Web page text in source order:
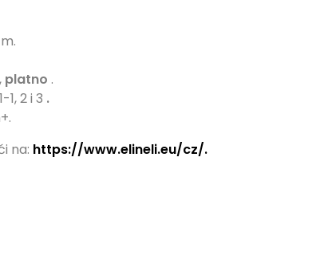
platno .
1, 2 i 3 .
na: https://www.elineli.eu/cz/.